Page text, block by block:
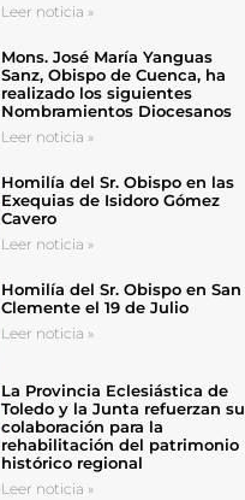
Leer noticia »
Mons. José María Yanguas
Sanz, Obispo de Cuenca, ha
realizado los siguientes
Nombramientos Diocesanos
Leer noticia »
Homilía del Sr. Obispo en las
Exequias de Isidoro Gómez
Cavero
Leer noticia »
Homilía del Sr. Obispo en San
Clemente el 19 de Julio
Leer noticia »
La Provincia Eclesiástica de
Toledo y la Junta refuerzan su
colaboración para la
rehabilitación del patrimonio
histórico regional
Leer noticia »